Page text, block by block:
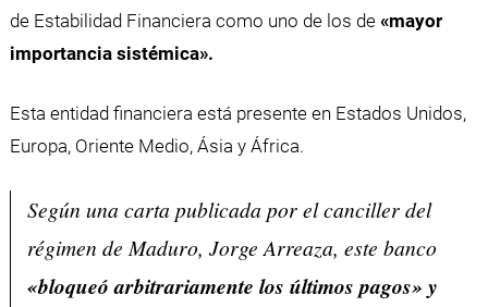
de Estabilidad Financiera como uno de los de «mayor
importancia sistémica».
Esta entidad financiera está presente en Estados Unidos,
Europa, Oriente Medio, Ásia y África.
Según una carta publicada por el canciller del
régimen de Maduro, Jorge Arreaza, este banco
«bloqueó arbitrariamente los últimos pagos» y